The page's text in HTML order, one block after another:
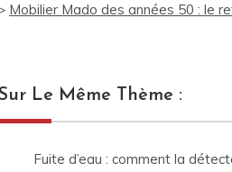
Mobilier Mado des années 50 : le
Le Même Thème :
Fuite d’eau : comment la